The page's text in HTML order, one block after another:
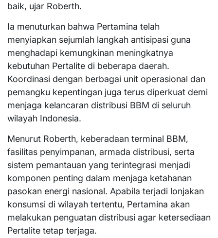
baik, ujar Roberth.
Ia menuturkan bahwa Pertamina telah
menyiapkan sejumlah langkah antisipasi guna
menghadapi kemungkinan meningkatnya
kebutuhan Pertalite di beberapa daerah.
Koordinasi dengan berbagai unit operasional dan
pemangku kepentingan juga terus diperkuat demi
menjaga kelancaran distribusi BBM di seluruh
wilayah Indonesia.
Menurut Roberth, keberadaan terminal BBM,
fasilitas penyimpanan, armada distribusi, serta
sistem pemantauan yang terintegrasi menjadi
komponen penting dalam menjaga ketahanan
pasokan energi nasional. Apabila terjadi lonjakan
konsumsi di wilayah tertentu, Pertamina akan
melakukan penguatan distribusi agar ketersediaan
Pertalite tetap terjaga.